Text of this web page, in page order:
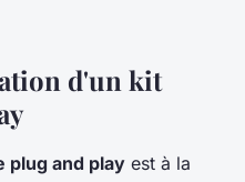
d'un kit
plug and play est à la